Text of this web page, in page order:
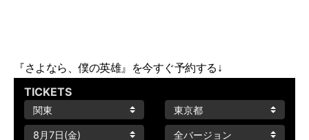
『さよなら、僕の英雄』を今すぐ予約する↓